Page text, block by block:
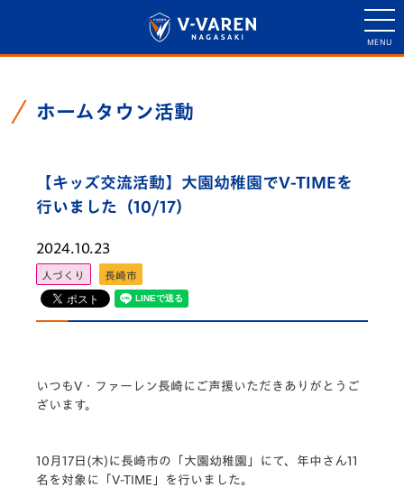
ホームタウン活動
【キッズ交流活動】大園幼稚園でV-TIMEを
行いました（10/17）
2024.10.23
人づくり 長崎市
いつもV・ ファーレン長崎にご声援いただきありがとうご
ざいます。
10月17日(木)に長崎市の「大園幼稚園」にて、年中さん11
名を対象に「V-TIME」
を行いました。